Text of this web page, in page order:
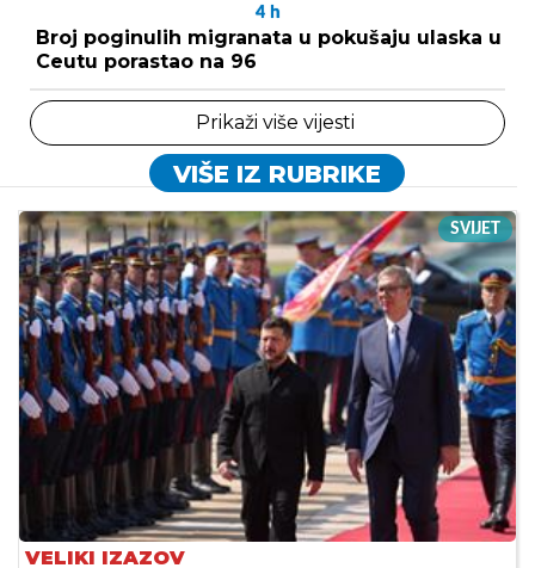
4 h
Broj poginulih migranata u pokušaju ulaska u
Ceutu porastao na 96
Prikaži više vijesti
VIŠE IZ RUBRIKE
SVIJET
VELIKI IZAZOV